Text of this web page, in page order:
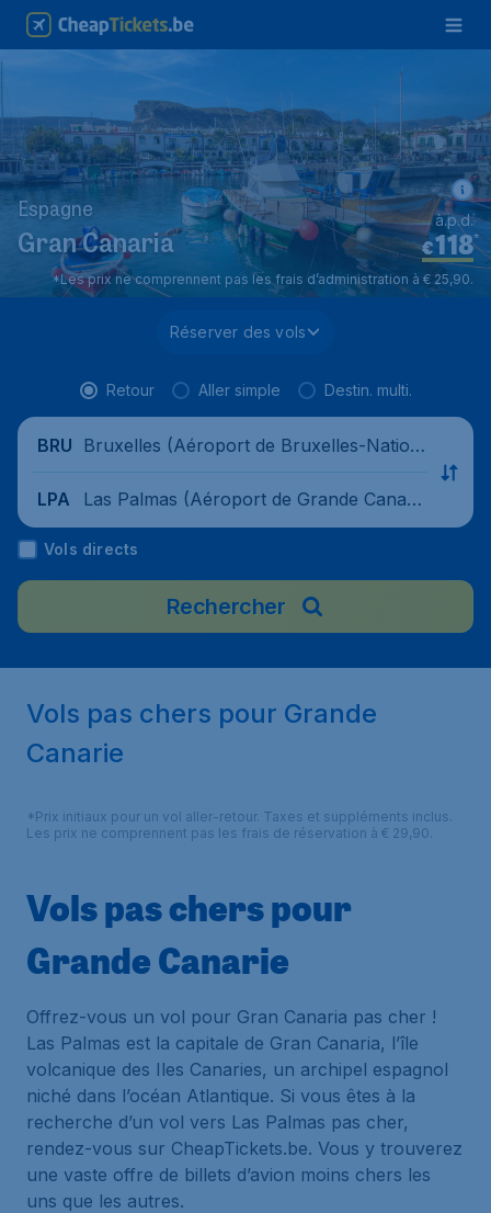
Espagne
Gran Canaria €118*
à.p.d.
*Les prix ne comprennent pas les frais d’administration à € 25,90.
Réserver des vols
Retour Aller simple Destin. multi.
BRU Bruxelles (Aéroport de Bruxelles-Nation
LPA
Las Palmas (Aéroport de Grande Canari
e), Espagne
Vols directs
Rechercher
Vols pas chers pour Grande
Canarie
*Prix initiaux pour un vol aller-retour. Taxes et suppléments inclus.
Les prix ne comprennent pas les frais de réservation à € 29,90.
Vols pas chers pour
Grande Canarie
Offrez-vous un vol pour Gran Canaria pas cher !
Las Palmas est la capitale de Gran Canaria, l’île
volcanique des Iles Canaries, un archipel espagnol
niché dans l’océan Atlantique. Si vous êtes à la
recherche d’un vol vers Las Palmas pas cher,
rendez-vous sur CheapTickets.be. Vous y trouverez
une vaste offre de billets d’avion moins chers les
uns que les autres.